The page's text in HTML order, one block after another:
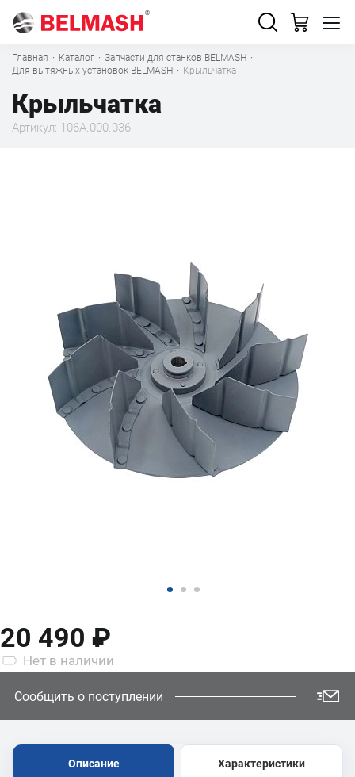
Главная · Каталог · Запчасти для станков BELMASH ·
Для вытяжных установок BELMASH · Крыльчатка
Крыльчатка
Артикул: 106A.000.036
20 490 ₽
Нет в наличии
Сообщить о поступлении
Описание Характеристики